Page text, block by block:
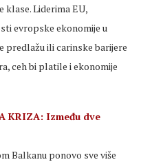
klase. Liderima EU,
evropske ekonomije u
predlažu ili carinske barijere
ceh bi platile i ekonomije
KRIZA: Između dve
Balkanu ponovo sve više